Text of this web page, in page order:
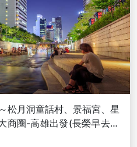
松月洞童話村、景福宮、星
商圈-高雄出發(長榮早去晚